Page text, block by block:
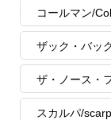
コールマン/
ザック・バッ
ザ・ノース・
スカルパ/